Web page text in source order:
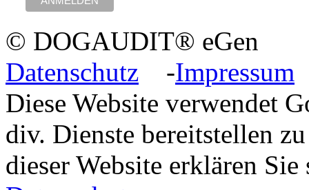
© DOGAUDIT® eGen
Datenschutz -Impressum
Diese Website verwendet
div. Dienste bereitstellen
dieser Website erklären